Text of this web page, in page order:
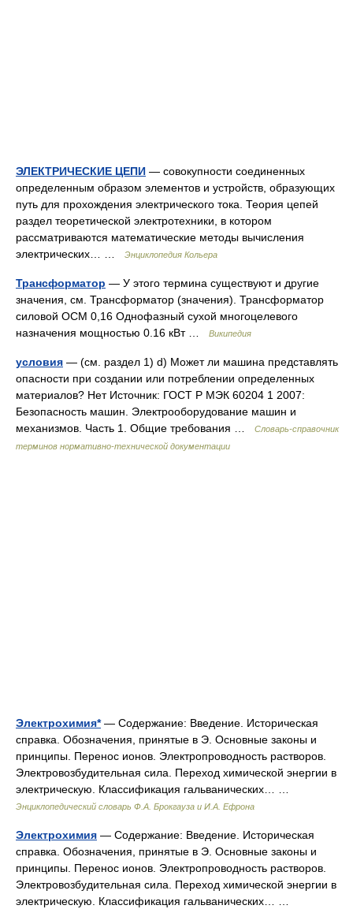
ЭЛЕКТРИЧЕСКИЕ ЦЕПИ — совокупности соединенных
определенным образом элементов и устройств, образующих
путь для прохождения электрического тока. Теория цепей
раздел теоретической электротехники, в котором
рассматриваются математические методы вычисления
электрических… …
Энциклопедия Кольера
Трансформатор — У этого термина существуют и другие
значения, см. Трансформатор (значения). Трансформатор
силовой ОСМ 0,16 Однофазный сухой многоцелевого
назначения мощностью 0.16 кВт …
Википедия
условия — (см. раздел 1) d) Может ли машина представлять
опасности при создании или потреблении определенных
материалов? Нет Источник: ГОСТ Р МЭК 60204 1 2007:
Безопасность машин. Электрооборудование машин и
механизмов. Часть 1. Общие требования …
Словарь-справочник
терминов нормативно-технической документации
Электрохимия*— Содержание: Введение. Историческая
справка. Обозначения, принятые в Э. Основные законы и
принципы. Перенос ионов. Электропроводность растворов.
Электровозбудительная сила. Переход химической энергии в
электрическую. Классификация гальванических… …
Энциклопедический словарь Ф.А. Брокгауза и И.А. Ефрона
Электрохимия — Содержание: Введение. Историческая
справка. Обозначения, принятые в Э. Основные законы и
принципы. Перенос ионов. Электропроводность растворов.
Электровозбудительная сила. Переход химической энергии в
электрическую. Классификация гальванических… …